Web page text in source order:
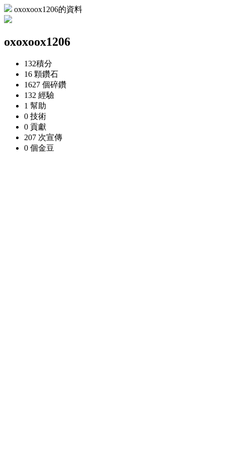
oxoxoox1206的資料
oxoxoox1206
132積分
16 顆鑽石
1627 個碎鑽
132 經驗
1 幫助
0 技術
0 貢獻
207 次宣傳
0 個金豆